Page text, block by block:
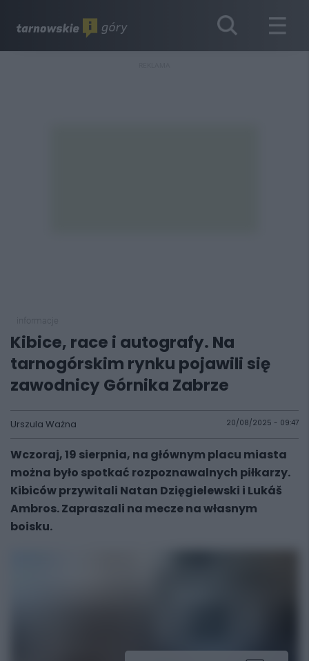
Kibice, race i autografy. Na
tarnogórskim rynku pojawili się
zawodnicy Górnika Zabrze
Urszula Ważna 20/08/2025 - 09:47
Wczoraj, 19 sierpnia, na głównym placu miasta
można było spotkać rozpoznawalnych piłkarzy.
Kibiców przywitali Natan Dzięgielewski i Lukáš
Ambros. Zapraszali na mecze na własnym
boisku.